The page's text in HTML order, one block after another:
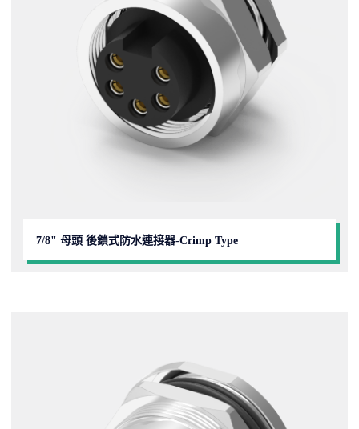
7/8" 母頭 後鎖式防水連接器-Crimp Type